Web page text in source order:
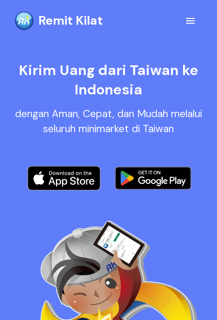
Remit Kilat
Kirim Uang dari Taiwan ke
Indonesia
dengan Aman, Cepat, dan Mudah melalui
seluruh minimarket di Taiwan